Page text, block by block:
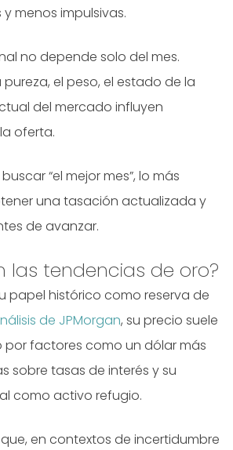
menos impulsivas.
no depende solo del mes.
el peso, el estado de la
del mercado influyen
oferta.
“el mejor mes”, lo más
una tasación actualizada y
de avanzar.
las tendencias de oro?
papel histórico como reserva de
de JPMorgan, su precio suele
por factores como un dólar más
sobre tasas de interés y su
como activo refugio.
en contextos de incertidumbre